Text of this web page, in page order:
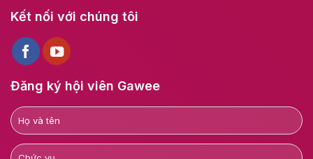
Kết nối với chúng tôi
Đăng ký hội viên Gawee